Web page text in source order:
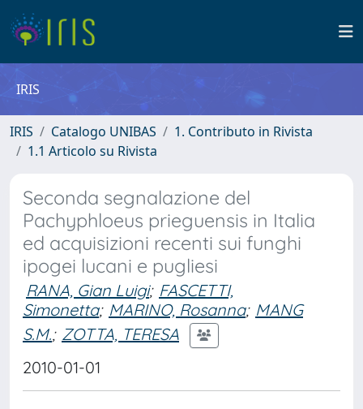
IRIS
IRIS Catalogo UNIBAS
1. Contributo in Rivista
1.1 Articolo su Rivista
Seconda segnalazione del
Pachyphloeus prieguensis in Italia
ed acquisizioni recenti sui funghi
ipogei lucani e pugliesi
RANA, Gian Luigi; FASCETTI,
Simonetta; MARINO, Rosanna; MANG
S.M.; ZOTTA, TERESA
2010-01-01